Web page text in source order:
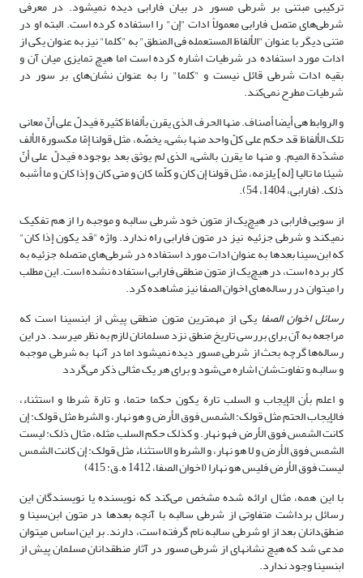
ترکیبی مبتنی بر شرطی مسور در بیان فارابی دیده نمی­شود. در معرفی
شرطی‌های متصل فارابی معمولاً ادات "إن" را استفاده کرده است. البته او در
متنی دیگر با عنوان "الألفاظ المستعمله فی المنطق" به "کلما" نیز به عنوان یکی از
ادات‌ مورد استفاده در شرطیات اشاره کرده است اما هیچ تمایزی میان آن و
بقیه ادات‌ شرطی قائل نیست و "کلما" را به عنوان نشان‌های بر سور در
شرطیات مطرح نمی‌کند.
و الروابط هی أیضا أصناف. منها الحرف الذی یقرن بألفاظ کثیرة فیدلّ على أنّ معانی
تلک الألفاظ قد حکم على کلّ واحد منها بشیء یخصّه، مثل قولنا إمّا مکسورة الألف
مشدّدة المیم. و منها ما یقرن بالشیء الذی لم یوثق بعد بوجوده فیدلّ على أنّ
شیئا ما تالیا [له] یلزمه، مثل قولنا إن کان و کلّما کان و متى کان و إذا کان و ما أشبه
ذلک. (فارابی، 1404، 54).
از سویی فارابی در هیچ‌یک از متون خود شرطی سالبه و موجبه را از هم تفکیک
نمی­کند و شرطی جزئیه نیز در متون فارابی راه ندارد. واژه "قد یکون إذا کان"
که ابن‌سینا بعدها به عنوان ادات مورد استفاده در شرطی‌های متصله جزئیه به
کار برده است، در هیچ‌یک از متون منطقی فارابی استفاده نشده است. این مطلب
را می­توان در رساله‌های اخوان الصفا نیز مشاهده کرد.
رسائل اخوان الصفا یکی از مهم­ترین متون منطقی پیش از ابن­سینا است که
مراجعه به آن برای بررسی تاریخ منطق نزد مسلمانان لازم به نظر می­رسد. در این
رساله‌ها گرچه بحث از شرطی مسور دیده نمی­شود اما در آنها به شرطی موجبه
و سالبه و تفاوت‌شان اشاره می‌شود و برای هر یک مثالی ذکر می‌گردد
و اعلم بأن الإیجاب و السلب تارة یکون حکما حتما، و تارة شرطا و استثناء،
فالإیجاب الحتم مثل قولک: الشمس فوق الأرض و هو نهار، و الشرط مثل قولک: إن
کانت الشمس فوق الأرض فهو نهار. و کذلک حکم السلب مثله، مثال ذلک: لیست
الشمس فوق الأرض و لا هو نهار، و الشرط و الاستثناء مثل قولک: إن کانت الشمس
لیست فوق الأرض فلیس هو نهارا (اخوان الصفا، 1412 ه.ق: 415)
با این همه، مثال ارائه شده مشخص می‌کند که نویسنده یا نویسندگان این
رسائل برداشت متفاوتی از شرطی سالبه با آنچه بعدها در متون ابن‌سینا و
منطق‌دانان بعد از او شرطی سالبه نام گرفته است، دارند. بر این اساس می­توان
مدعی شد که هیچ نشانه­ای از شرطی مسور در آثار منطق­دانان مسلمان پیش از
ابن­سینا وجود ندارد.